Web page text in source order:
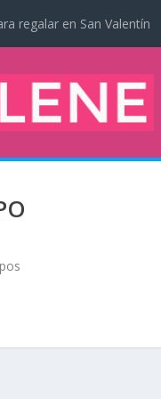
regalar en San Valentín